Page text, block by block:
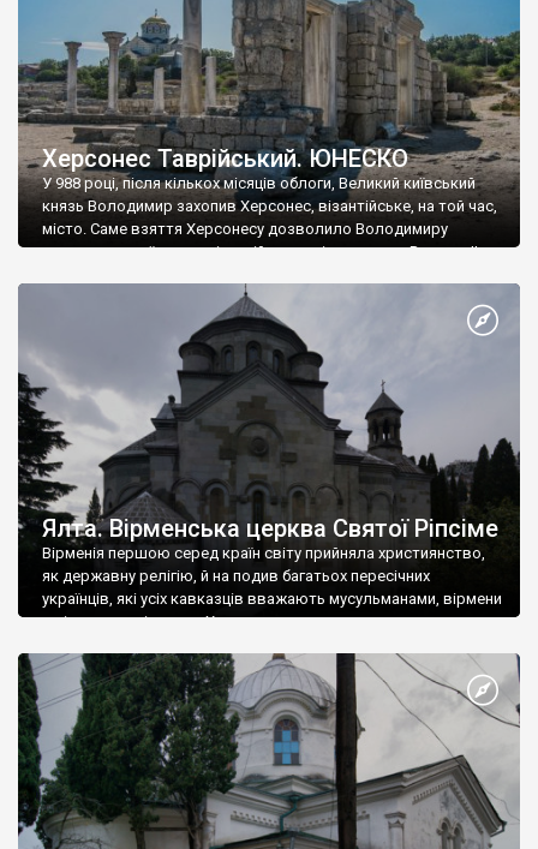
Херсонес Таврійський. ЮНЕСКО
У 988 році, після кількох місяців облоги, Великий київський
князь Володимир захопив Херсонес, візантійське, на той час,
місто. Саме взяття Херсонесу дозволило Володимиру
диктувати свої умови візантійському імператору Василю ІІ, та
Херсонесі Володимир-язичник, став Василем-християнином.
А потім було Хрещення Русі. На честь Херсонесу Таврійського
Ялта. Вірменська церква Святої Ріпсіме
Вірменія першою серед країн світу прийняла християнство,
як державну релігію, й на подив багатьох пересічних
українців, які усіх кавказців вважають мусульманами, вірмени
є відданими вірянами Христа